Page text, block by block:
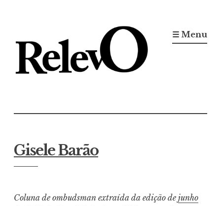
conteúdo
☰ Menu
Gisele Barão
Coluna de ombudsman extraída da edição de junho